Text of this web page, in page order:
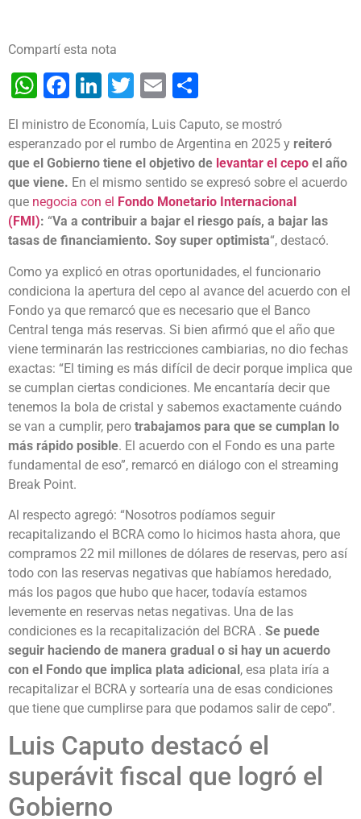
Compartí esta nota
WhatsApp
Facebook
LinkedIn
TwitterEmail
El ministro de Economía, Luis Caputo, se mostró
esperanzado por el rumbo de Argentina en 2025 y reiteró
que el Gobierno tiene el objetivo de levantar el cepo el año
que viene. En el mismo sentido se expresó sobre el acuerdo
que negocia con el Fondo Monetario Internacional
(FMI): “Va a contribuir a bajar el riesgo país, a bajar las
tasas de financiamiento. Soy super optimista“, destacó.
Como ya explicó en otras oportunidades, el funcionario
condiciona la apertura del cepo al avance del acuerdo con el
Fondo ya que remarcó que es necesario que el Banco
Central tenga más reservas. Si bien afirmó que el año que
viene terminarán las restricciones cambiarias, no dio fechas
exactas: “El timing es más difícil de decir porque implica que
se cumplan ciertas condiciones. Me encantaría decir que
tenemos la bola de cristal y sabemos exactamente cuándo
se van a cumplir, pero trabajamos para que se cumplan lo
más rápido posible. El acuerdo con el Fondo es una parte
fundamental de eso”, remarcó en diálogo con el streaming
Break Point.
Al respecto agregó: “Nosotros podíamos seguir
recapitalizando el BCRA como lo hicimos hasta ahora, que
compramos 22 mil millones de dólares de reservas, pero así
todo con las reservas negativas que habíamos heredado,
más los pagos que hubo que hacer, todavía estamos
levemente en reservas netas negativas. Una de las
condiciones es la recapitalización del BCRA . Se puede
seguir haciendo de manera gradual o si hay un acuerdo
con el Fondo que implica plata adicional , esa plata iría a
recapitalizar el BCRA y sortearía una de esas condiciones
que tiene que cumplirse para que podamos salir de cepo”.
Luis Caputo destacó el
superávit fiscal que logró el
Gobierno